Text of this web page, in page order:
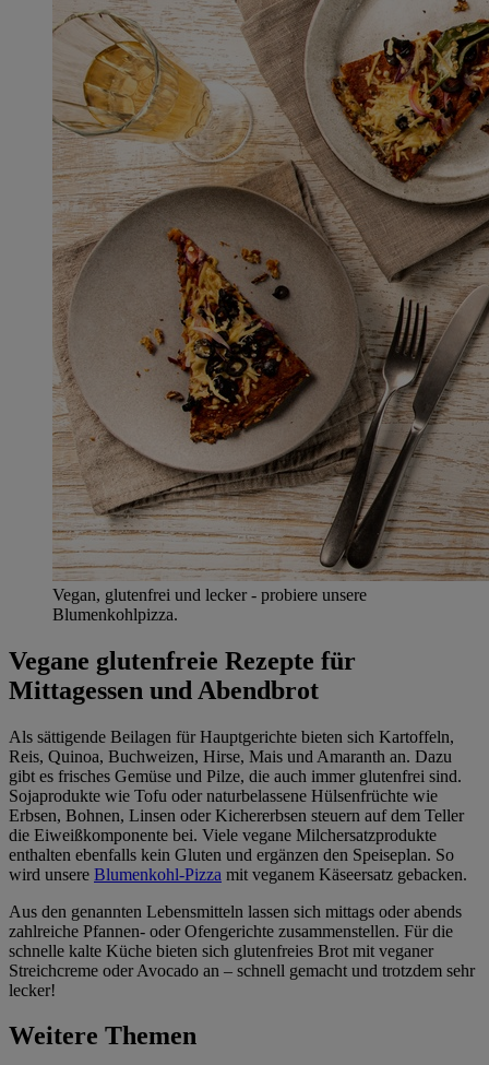
Vegan, glutenfrei und lecker - probiere unsere
Blumenkohlpizza.
Vegane glutenfreie Rezepte für
Mittagessen und Abendbrot
Als sättigende Beilagen für Hauptgerichte bieten sich Kartoffeln,
Reis, Quinoa, Buchweizen, Hirse, Mais und Amaranth an. Dazu
gibt es frisches Gemüse und Pilze, die auch immer glutenfrei sind.
Sojaprodukte wie Tofu oder naturbelassene Hülsenfrüchte wie
Erbsen, Bohnen, Linsen oder Kichererbsen steuern auf dem Teller
die Eiweißkomponente bei. Viele vegane Milchersatzprodukte
enthalten ebenfalls kein Gluten und ergänzen den Speiseplan. So
wird unsere Blumenkohl-Pizza mit veganem Käseersatz gebacken.
Aus den genannten Lebensmitteln lassen sich mittags oder abends
zahlreiche Pfannen- oder Ofengerichte zusammenstellen. Für die
schnelle kalte Küche bieten sich glutenfreies Brot mit veganer
Streichcreme oder Avocado an – schnell gemacht und trotzdem sehr
lecker!
Weitere Themen